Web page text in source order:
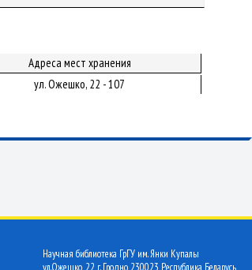
Адреса мест хранения
ул. Ожешко, 22 - 107
Научная библиотека ГрГУ им. Янки Купалы
ул.Ожешко, 22 г. Гродно 230023 Республика Беларусь